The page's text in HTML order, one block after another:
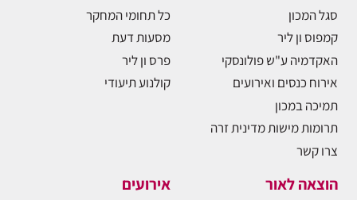
סגל המכון
קמפוס ון ליר
האקדמיה ע"ש פולונסקי
אירוח כנסים ואירועים
תמיכה במכון
תרומות מישות מדינית זרה
צרו קשר
כל תחומי המחקר
מסעות דעת
פרס ון ליר
קולנוע תיעודי
הוצאה לאור אירועים